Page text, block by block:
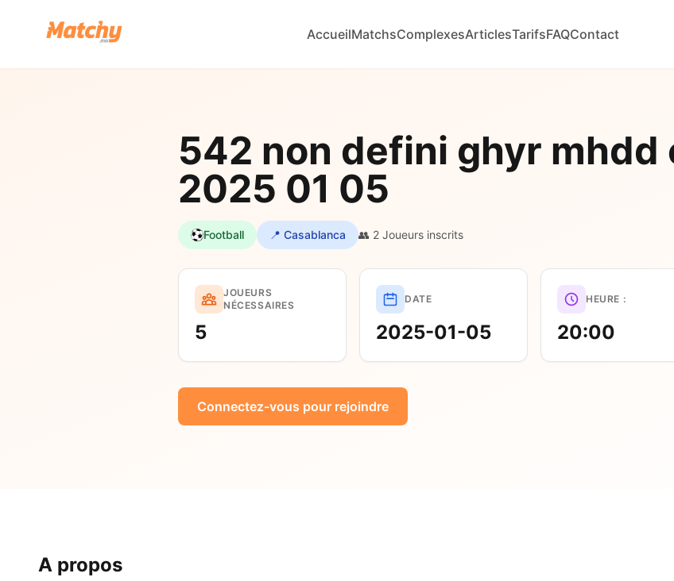
AccueilMatchsComplexesArticlesTarifsFAQContact
542 non defini ghyr mhdd
2025 01 05
Football 📍 Casablanca 👥 2 Joueurs inscrits
JOUEURS
NÉCESSAIRES
5
DATE
2025-01-05
HEURE :
20:00
Connectez-vous pour rejoindre
A propos